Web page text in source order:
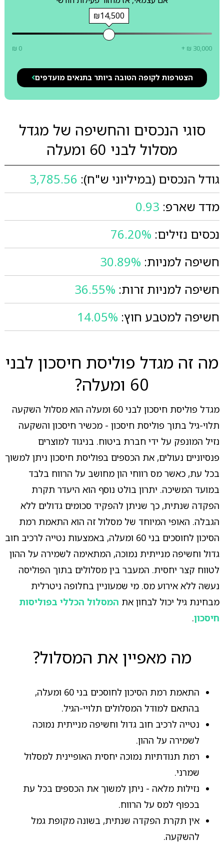
₪14,500
₪ 0 + ₪ 30,000
הצטרפות לקופה הטובה ביותר בתנאים מועדפים
סוגי הנכסים והחשיפה של מגדל
מסלול לבני 60 ומעלה
גודל הנכסים (במיליוני ש"ח): 3,785.56
מדד שארפ: 0.93
נכסים נזילים: 76.20%
חשיפה למניות: 30.89%
חשיפה למניות זרות: 36.55%
חשיפה למטבע חוץ: 14.05%
מה זה מגדל פוליסת חיסכון לבני
60 ומעלה?
מגדל פוליסת חיסכון לבני 60 ומעלה הוא מסלול השקעה
תלוי-גיל בתוך פוליסת חיסכון - מכשיר חיסכון והשקעה
נזיל המונפק על ידי חברת ביטוח. בניגוד למוצרים
פנסיוניים נעולים, את הכספים בפוליסת חיסכון ניתן למשוך
בכל עת, כאשר מס רווחי הון מחושב על הרווח בלבד
במועד המשיכה. יתרון בולט נוסף הוא היעדר תקרת
הפקדה שנתית, כך שניתן להפקיד סכומים גדולים ללא
הגבלה. האופי המיוחד של מסלול זה הוא התאמת רמת
הסיכון לחוסכים בני 60 ומעלה, באמצעות נטייה לרכיב חוב
גדול וחשיפה מנייתית נמוכה, המתאימה לשמירה על ההון
לטווח קצר יחסית. המעבר בין מסלולים בתוך הפוליסה
נעשה ללא אירוע מס. מי שמעוניין בחלופה ניטרלית
מבחינת גיל יכול לבחון את המסלול הכללי בפוליסות
חיסכון.
מה מאפיין את המסלול?
התאמת רמת הסיכון לחוסכים בני 60 ומעלה,
בהתאם למודל המסלולים תלויי-הגיל.
נטייה לרכיב חוב גדול וחשיפה מנייתית נמוכה
לשמירה על ההון.
רמת תנודתיות נמוכה יחסית האופיינית למסלול
שמרני.
נזילות מלאה - ניתן למשוך את הכספים בכל עת
בכפוף למס על הרווח.
אין תקרת הפקדה שנתית, בשונה מקופת גמל
להשקעה.